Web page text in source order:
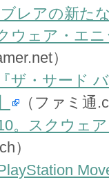
ブレアの新た
ウェア・エ
）
ザ・サード
（ファミ通
。スクウェ
）